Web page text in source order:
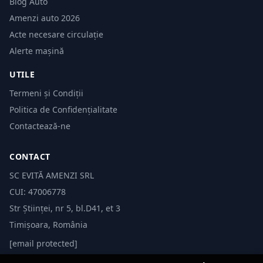
Amenzi auto 2026
Acte necesare circulație
Alerte mașină
UTILE
Termeni și Condiții
Politica de Confidențialitate
Contactează-ne
CONTACT
SC EVITĂ AMENZI SRL
CUI: 47006778
Str Științei, nr 5, bl.D41, et 3
Timișoara, România
[email protected]